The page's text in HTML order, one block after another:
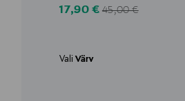
Discounted Price
17,90 € Original Price
45,00 €
ValiVärv